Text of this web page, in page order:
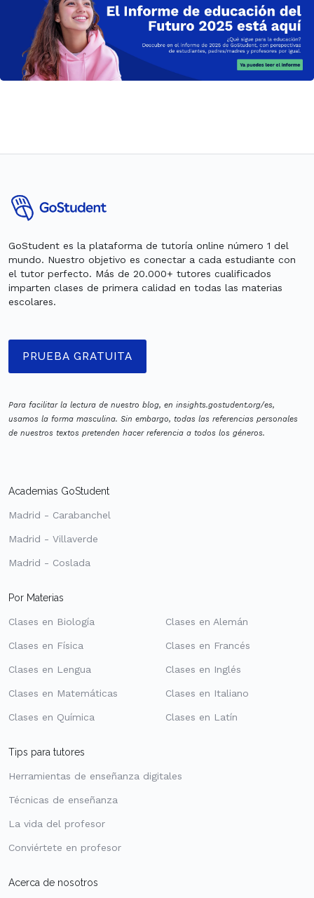
GoStudent es la plataforma de tutoría online número 1 del
mundo. Nuestro objetivo es conectar a cada estudiante con
el tutor perfecto. Más de 20.000+ tutores cualificados
imparten clases de primera calidad en todas las materias
escolares.
PRUEBA GRATUITA
Para facilitar la lectura de nuestro blog, en insights.gostudent.org/es,
usamos la forma masculina. Sin embargo, todas las referencias personales
de nuestros textos pretenden hacer referencia a todos los géneros.
Academias GoStudent
Madrid - Carabanchel
Madrid - Villaverde
Madrid - Coslada
Por Materias
Clases en Biología
Clases en Física
Clases en Lengua
Clases en Matemáticas
Clases en Química
Clases en Alemán
Clases en Francés
Clases en Inglés
Clases en Italiano
Clases en Latín
Tips para tutores
Herramientas de enseñanza digitales
Técnicas de enseñanza
La vida del profesor
Conviértete en profesor
Acerca de nosotros